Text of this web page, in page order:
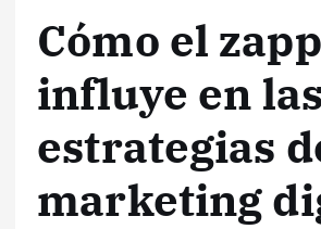
Cómo el
influye en las
estrategias
marketing